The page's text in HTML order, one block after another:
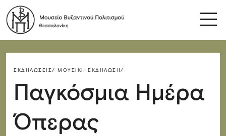
ΕΚΔΗΛΏΣΕΙΣ/ ΜΟΥΣΙΚΉ ΕΚΔΉΛΩΣΗ/
Παγκόσμια Ημέρα
Όπερας